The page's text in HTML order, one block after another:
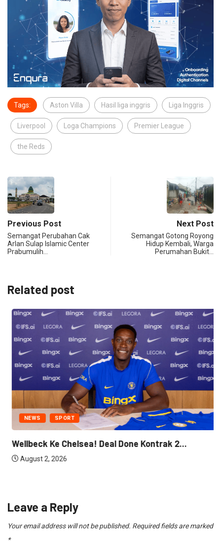
Tags: Aston Villa Hasil liga inggris Liga Inggris
Liverpool Loga Champions Premier League
the Reds
Previous Post
Semangat Perubahan Cak
Arlan Sulap Islamic Center
Prabumulih…
Next Post
Semangat Gotong Royong
Hidup Kembali, Warga
Perumahan Bukit…
Related post
NEWS SPORT
Wellbeck Ke Chelsea! Deal Done Kontrak 2...
August 2, 2026
Leave a Reply
Your email address will not be published. Required fields are marked
*